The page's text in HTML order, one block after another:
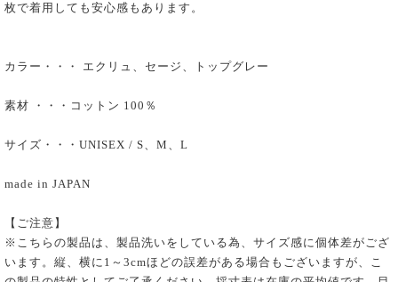
枚で着用しても安心感もあります。
カラー・・・ エクリュ、セージ、トップグレー
素材 ・・・コットン 100％
サイズ・・・UNISEX / S、M、L
made in JAPAN
【ご注意】
※こちらの製品は、製品洗いをしている為、サイズ感に個体差がござ
います。縦、横に1～3cmほどの誤差がある場合もございますが、こ